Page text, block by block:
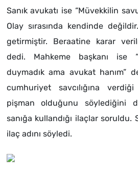
Sanık avukatı ise “Müvekkilin
Olay sırasında kendinde
getirmiştir. Beraatine karar
dedi. Mahkeme başkanı ise
duymadık ama avukat hanım”
cumhuriyet savcılığına
pişman olduğunu söylediğini
sanığa kullandığı ilaçlar soruldu.
ilaç adını söyledi.